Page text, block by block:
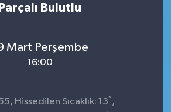
Parçalı Bulutlu
Mart Perşembe
16:00
Hissedilen Sıcaklık: 13° ,